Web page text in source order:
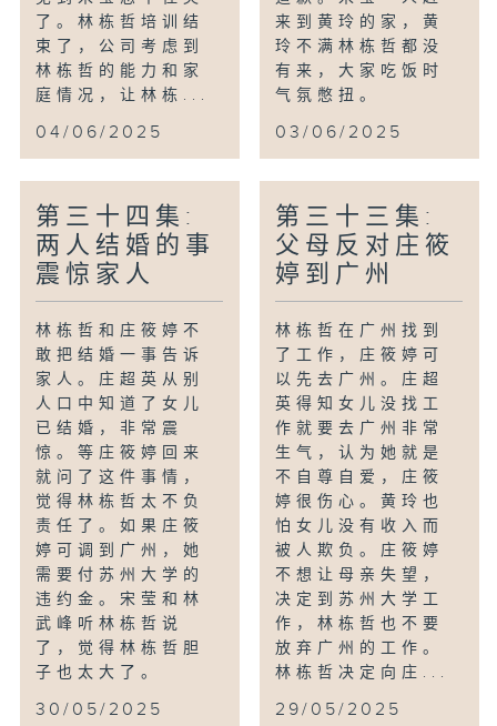
了。林栋哲培训结
束了，公司考虑到
林栋哲的能力和家
庭情况，让林栋...
04/06/2025
来到黄玲的家，黄
玲不满林栋哲都没
有来，大家吃饭时
气氛憋扭。
03/06/2025
第三十四集:
两人结婚的事
震惊家人
林栋哲和庄筱婷不
敢把结婚一事告诉
家人。庄超英从别
人口中知道了女儿
已结婚，非常震
惊。等庄筱婷回来
就问了这件事情，
觉得林栋哲太不负
责任了。如果庄筱
婷可调到广州，她
需要付苏州大学的
违约金。宋莹和林
武峰听林栋哲说
了，觉得林栋哲胆
子也太大了。
30/05/2025
第三十三集:
父母反对庄筱
婷到广州
林栋哲在广州找到
了工作，庄筱婷可
以先去广州。庄超
英得知女儿没找工
作就要去广州非常
生气，认为她就是
不自尊自爱，庄筱
婷很伤心。黄玲也
怕女儿没有收入而
被人欺负。庄筱婷
不想让母亲失望，
决定到苏州大学工
作，林栋哲也不要
放弃广州的工作。
林栋哲决定向庄...
29/05/2025